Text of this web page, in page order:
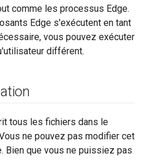
comme les processus Edge.
Edge s'exécutent en tant
vous pouvez exécuter
différent.
tous les fichiers dans le
ne pouvez pas modifier cet
Bien que vous ne puissiez pas